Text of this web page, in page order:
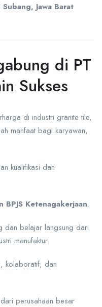
Subang, Jawa Barat
di PT
Sukses
di industri granite tile,
manfaat bagi karyawan,
kualifikasi dan
BPJS Ketenagakerjaan.
dan belajar langsung dari
manufaktur.
kolaboratif, dan
perusahaan besar